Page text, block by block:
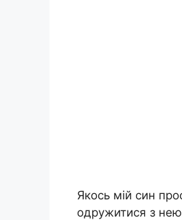
Якось мій син
одружитися з